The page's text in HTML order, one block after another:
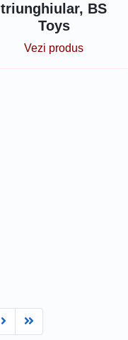
triunghiular, BS
Toys
Vezi produs
Next